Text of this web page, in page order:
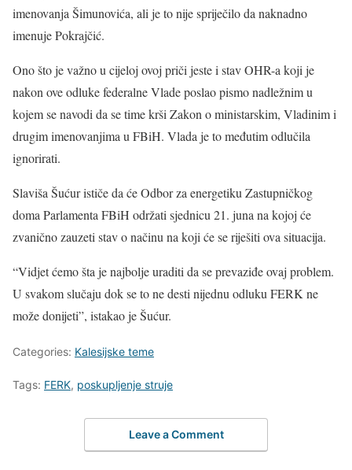
imenovanja Šimunovića, ali je to nije spriječilo da naknadno
imenuje Pokrajčić.
Ono što je važno u cijeloj ovoj priči jeste i stav OHR-a koji je
nakon ove odluke federalne Vlade poslao pismo nadležnim u
kojem se navodi da se time krši Zakon o ministarskim, Vladinim i
drugim imenovanjima u FBiH. Vlada je to međutim odlučila
ignorirati.
Slaviša Šućur ističe da će Odbor za energetiku Zastupničkog
doma Parlamenta FBiH održati sjednicu 21. juna na kojoj će
zvanično zauzeti stav o načinu na koji će se riješiti ova situacija.
“Vidjet ćemo šta je najbolje uraditi da se prevaziđe ovaj problem.
U svakom slučaju dok se to ne desti nijednu odluku FERK ne
može donijeti”, istakao je Šućur.
Categories: Kalesijske teme
Tags: FERK, poskupljenje struje
Leave a Comment